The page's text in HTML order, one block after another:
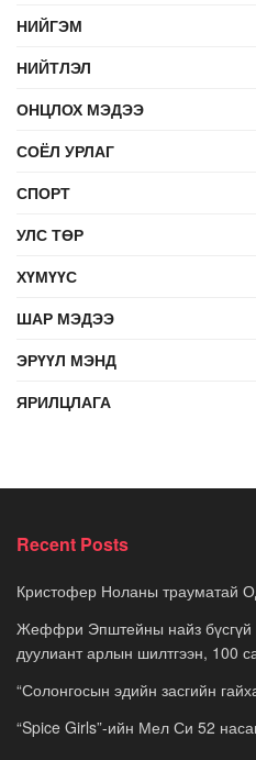
НИЙГЭМ
НИЙТЛЭЛ
ОНЦЛОХ МЭДЭЭ
СОЁЛ УРЛАГ
СПОРТ
УЛС ТӨР
ХҮМҮҮС
ШАР МЭДЭЭ
ЭРҮҮЛ МЭНД
ЯРИЛЦЛАГА
Recent Posts
Кристофер Ноланы трауматай
Жеффри Эпштейны найз бүсгүй
дуулиант арлын шилтгээн, 100
“Солонгосын эдийн засгийн
“Spice Girls”-ийн Мел Си 52